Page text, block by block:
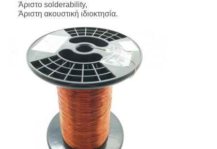
Άριστο solderability,
Άριστη ακουστική ιδιοκτησία.